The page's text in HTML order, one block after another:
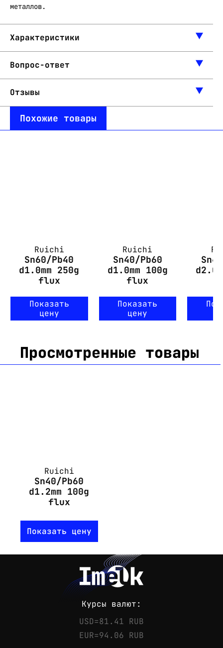
металлов.
Характеристики
Вопрос-ответ
Отзывы
Похожие товары
Ruichi
Sn60/Pb40
d1.0mm 250g
flux
Показать
цену
Ruichi
Sn40/Pb60
d1.0mm 100g
flux
Показать
цену
Просмотренные товары
Ruichi
Sn40/Pb60
d1.2mm 100g
flux
Показать цену
Курсы валют:
USD=81.41 RUB
EUR=94.06 RUB